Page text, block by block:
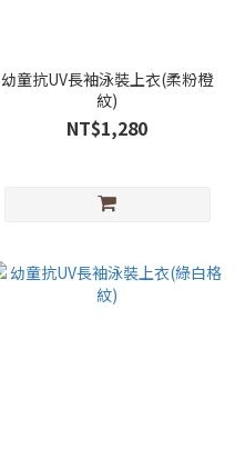
幼童抗UV長袖泳裝上衣(柔粉橙
紋)
NT$1,280